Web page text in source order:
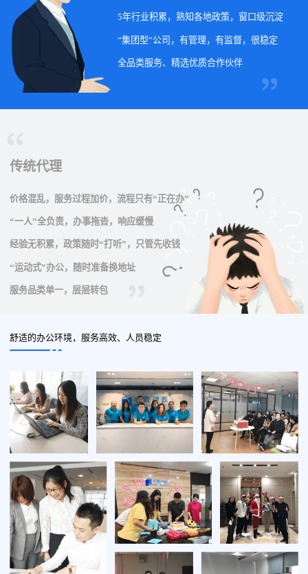
5年行业积累，熟知各地政策，窗口级沉淀
“集团型”公司，有管理，有监督，很稳定
全品类服务、精选优质合作伙伴
传统代理
价格混乱，服务过程加价，流程只有“正在办”
“一人”全负责，办事拖沓，响应缓慢
经验无积累，政策随时“打听”，只管先收钱
“运动式”办公，随时准备换地址
服务品类单一，层层转包
舒适的办公环境，服务高效、人员稳定